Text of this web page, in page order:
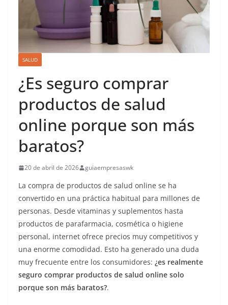
SALUD
¿Es seguro comprar
productos de salud
online porque son más
baratos?
20 de abril de 2026 guiaempresaswk
La compra de productos de salud online se ha
convertido en una práctica habitual para millones de
personas. Desde vitaminas y suplementos hasta
productos de parafarmacia, cosmética o higiene
personal, internet ofrece precios muy competitivos y
una enorme comodidad. Esto ha generado una duda
muy frecuente entre los consumidores: ¿es realmente
seguro comprar productos de salud online solo
porque son más baratos?.